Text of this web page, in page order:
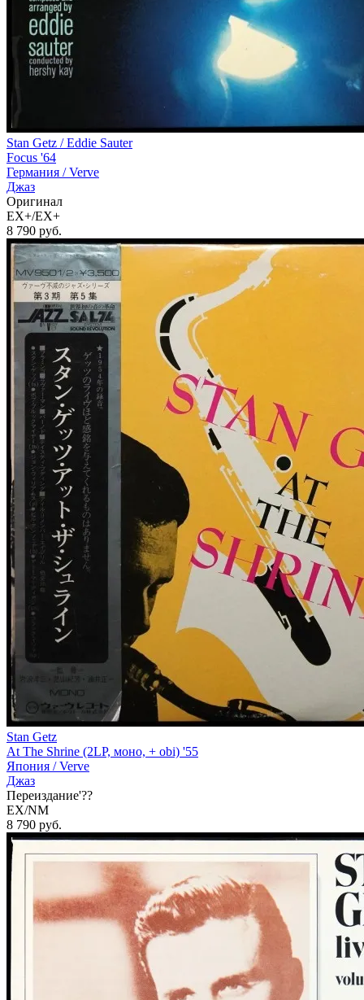
Stan Getz / Eddie Sauter
Focus '64
Германия /Verve
Джаз
Оригинал
EX+/EX+
8 790 руб.
Stan Getz
At The Shrine (2LP, моно, + obi) '55
Япония /Verve
Джаз
Переиздание'??
EX/NM
8 790 руб.